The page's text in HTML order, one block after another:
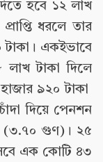
হবে ১২ লাখ
ধরলে তার
একইভাবে
লাখ টাকা দিলে
৯২০ টাকা
দিয়ে পেনশন
(৩.৭০ গুণ)। ২৫
এক কোটি ৪৩